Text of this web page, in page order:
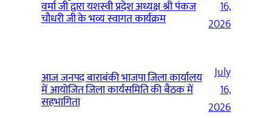
वर्मा जी द्वारा यशस्वी प्रदेश अध्यक्ष श्री पंकज
चौधरी जी के भव्य स्वागत कार्यक्रम
16,
2026
आज जनपद बाराबंकी भाजपा जिला कार्यालय
में आयोजित जिला कार्यसमिति की बैठक में
सहभागिता
July
16,
2026